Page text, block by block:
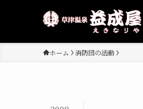
ホーム 消防団の活動